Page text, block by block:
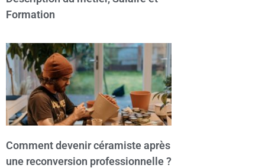
Formation
Comment devenir céramiste après
une reconversion professionnelle ?